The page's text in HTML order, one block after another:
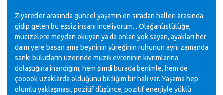
Ziyaretler arasında güncel yaşamın en sıradan halleri arasında
gidip gelen bu eşsiz insanı inceliyorum... Olağanüstülüğe,
mucizelere meydan okuyan ya da onları yok sayan, ayakları her
daim yere basan ama beyninin yüreğinin ruhunun ayni zamanda
sanki bulutların üzerinde müzik evreninin kıvrımlarına
dolaştığına inandığım; hem şimdi burada benimle, hem de
çooook uzaklarda olduğunu bildiğim bir hali var. Yaşama hep
olumlu yaklaşması, pozitif düşünce, pozitif enerjiyle yüklü